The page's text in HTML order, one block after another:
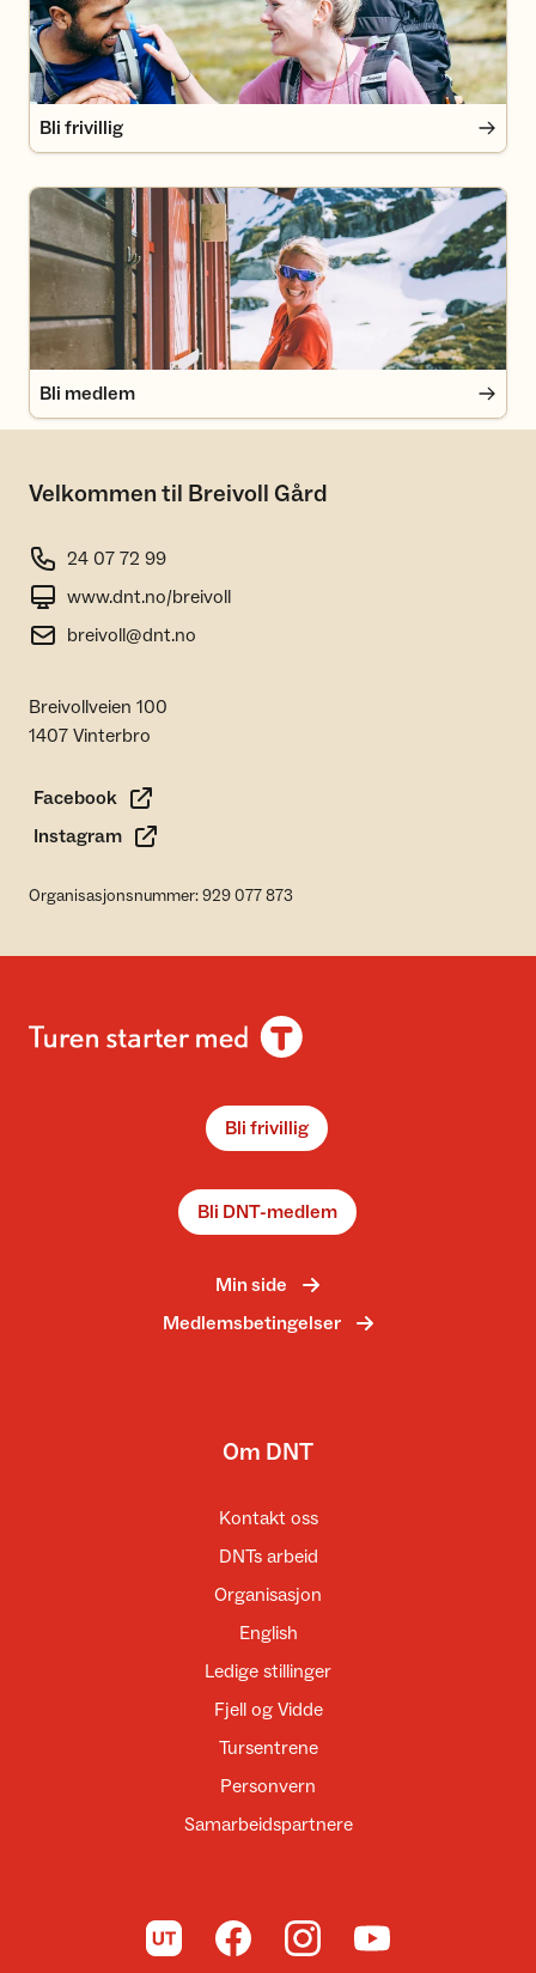
Bli frivillig
Bli medlem
Bli medlem
Velkommen til Breivoll Gård
24 07 72 99
www.dnt.no/breivoll
breivoll@dnt.no
Breivollveien 100
1407 Vinterbro
Facebook
Instagram
Organisasjonsnummer: 929 077 873
Bli frivillig
Bli DNT-medlem
Min side
Medlemsbetingelser
Om DNT
Kontakt oss
DNTs arbeid
Organisasjon
English
Ledige stillinger
Fjell og Vidde
Tursentrene
Personvern
Samarbeidspartnere
Til UT.no Til DNT på Facebook
Til DNT på Instagram
Til DNT på YouTube